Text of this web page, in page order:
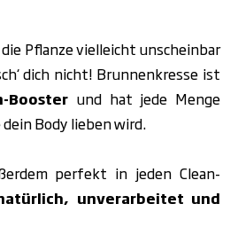
Pflanze vielleicht unscheinbar
dich nicht! Brunnenkresse ist
Booster und hat jede Menge
Body lieben wird.
perfekt in jeden Clean-
unverarbeitet und